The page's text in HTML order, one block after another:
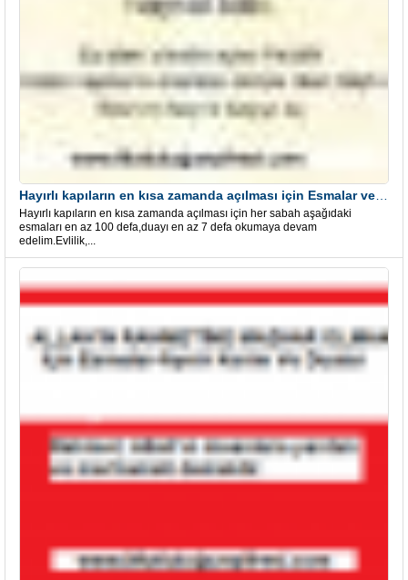
Hayırlı kapıların en kısa zamanda açılması için her sabah aşağıdaki
esmaları en az 100 defa,duayı en az 7 defa okumaya devam
edelim.Evlilik,...